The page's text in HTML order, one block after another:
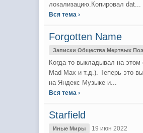
локализацию.Копировал dat...
Вся тема ›
Forgotten Name
Записки Общества Мертвых
Когда-то выкладывал на
Mad Max и т.д.). Теперь это
на Яндекс Музыке и...
Вся тема ›
Starfield
Иные Миры 19 июн 2022